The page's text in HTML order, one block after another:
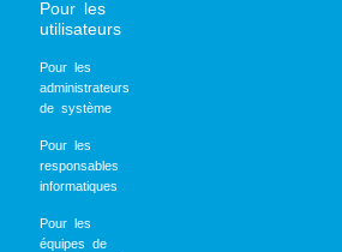
Pour les
utilisateurs
Pour les
administrateurs
de système
Pour les
responsables
informatiques
Pour les
équipes de